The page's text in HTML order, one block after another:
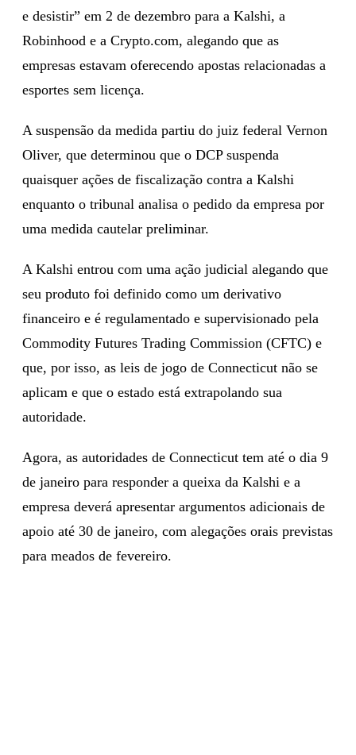
e desistir” em 2 de dezembro para a Kalshi, a
Robinhood e a Crypto.com, alegando que as
empresas estavam oferecendo apostas relacionadas a
esportes sem licença.
A suspensão da medida partiu do juiz federal Vernon
Oliver, que determinou que o DCP suspenda
quaisquer ações de fiscalização contra a Kalshi
enquanto o tribunal analisa o pedido da empresa por
uma medida cautelar preliminar.
A Kalshi entrou com uma ação judicial alegando que
seu produto foi definido como um derivativo
financeiro e é regulamentado e supervisionado pela
Commodity Futures Trading Commission (CFTC) e
que, por isso, as leis de jogo de Connecticut não se
aplicam e que o estado está extrapolando sua
autoridade.
Agora, as autoridades de Connecticut tem até o dia 9
de janeiro para responder a queixa da Kalshi e a
empresa deverá apresentar argumentos adicionais de
apoio até 30 de janeiro, com alegações orais previstas
para meados de fevereiro.